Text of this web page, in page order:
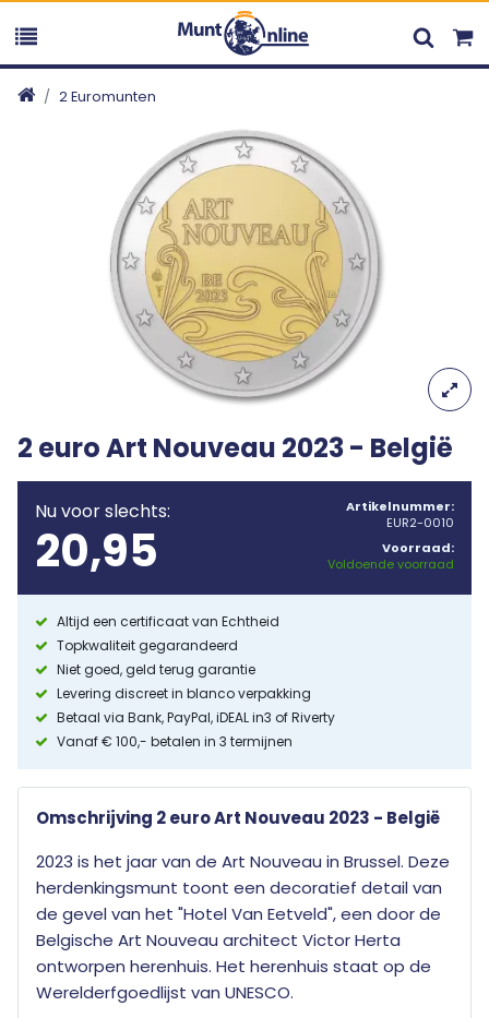
2 Euromunten
2 euro Art Nouveau 2023 - België
Nu voor slechts:
20,95
Artikelnummer:
EUR2-0010
Voorraad:
Voldoende voorraad
Altijd een certificaat van Echtheid
Topkwaliteit gegarandeerd
Niet goed, geld terug garantie
Levering discreet in blanco verpakking
Betaal via Bank, PayPal, iDEAL in3 of Riverty
Vanaf € 100,- betalen in 3 termijnen
Omschrijving 2 euro Art Nouveau 2023 - België
2023 is het jaar van de Art Nouveau in Brussel. Deze
herdenkingsmunt toont een decoratief detail van
de gevel van het "Hotel Van Eetveld", een door de
Belgische Art Nouveau architect Victor Herta
ontworpen herenhuis. Het herenhuis staat op de
Werelderfgoedlijst van UNESCO.